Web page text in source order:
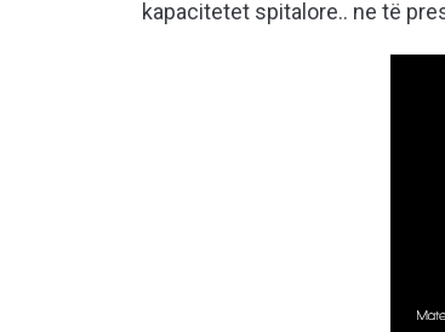
kapacitetet spitalore.. ne të